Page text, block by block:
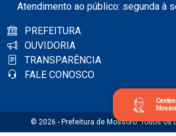
Atendimento ao público: segunda à
PREFEITURA
OUVIDORIA
TRANSPARÊNCIA
FALE CONOSCO
© 2026 - Prefeitura de Mossoró. Todos os